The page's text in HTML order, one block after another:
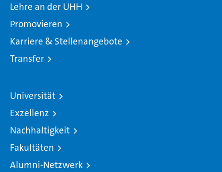
Lehre an der UHH
Promovieren
Karriere & Stellenangebote
Transfer
Universität
Exzellenz
Nachhaltigkeit
Fakultäten
Alumni-Netzwerk